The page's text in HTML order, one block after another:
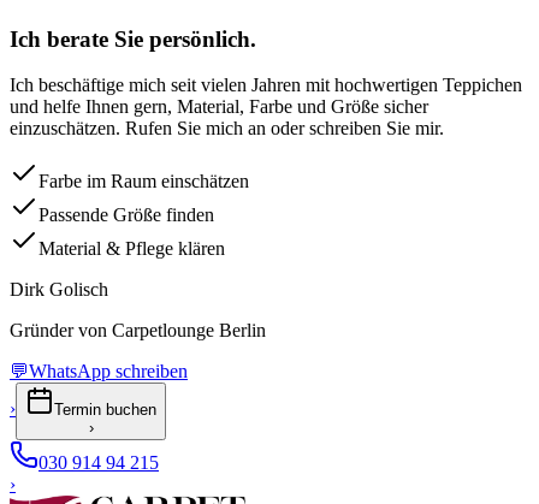
Ich berate Sie persönlich.
Ich beschäftige mich seit vielen Jahren mit hochwertigen Teppichen
und helfe Ihnen gern, Material, Farbe und Größe sicher
einzuschätzen. Rufen Sie mich an oder schreiben Sie mir.
Farbe im Raum einschätzen
Passende Größe finden
Material & Pflege klären
Dirk Golisch
Gründer von Carpetlounge Berlin
💬WhatsApp schreiben
›
Termin buchen
›
030 914 94 215
›